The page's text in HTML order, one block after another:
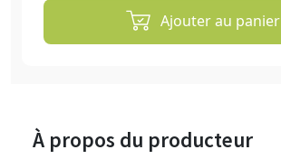
Ajouter au panier
À propos du producteur